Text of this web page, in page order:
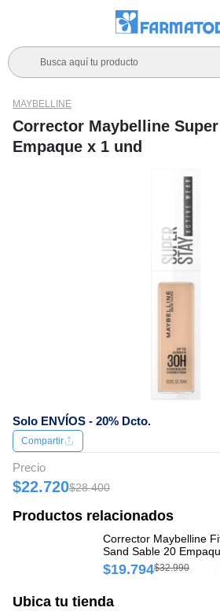
Busca aquí tu producto
Solo ENVÍOS - 20% Dcto.
MAYBELLINE
Corrector Maybelline
Empaque x 1 und
Compartir
Precio
$22.720$28.400
Productos relacionados
Corrector Maybelline
Sand Sable 20
und
$19.794$32.990
Ubica tu tienda